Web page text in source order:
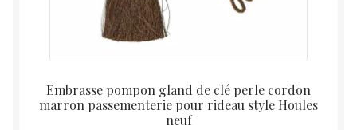
Embrasse pompon gland de clé perle cordon
marron passementerie pour rideau style Houles
neuf